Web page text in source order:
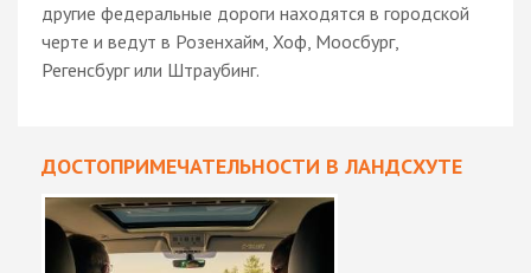
другие федеральные дороги находятся в городской
черте и ведут в Розенхайм, Хоф, Моосбург,
Регенсбург или Штраубинг.
ДОСТОПРИМЕЧАТЕЛЬНОСТИ В ЛАНДСХУТЕ